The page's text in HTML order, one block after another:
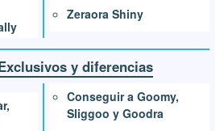
Zeraora Shiny
y diferencias
Conseguir a Goomy,
Sliggoo y Goodra